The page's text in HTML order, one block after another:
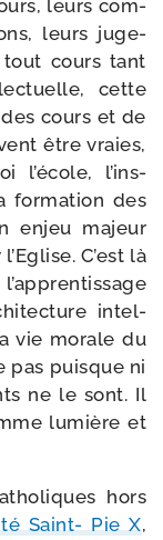
leurs com­
leurs juge­
tout cours tant
cette
cours et de
être vraies,
l’é­cole, l’ins­
for­ma­tion des
enjeu majeur
C’est là
intel­
vie morale du
pas puisque ni
ne le sont. Il
lumière et
hors
Saint- Pie X,